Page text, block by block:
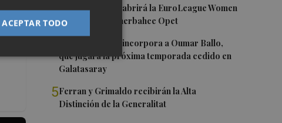
3Valencia Basket abrirá la EuroLeague Women
en casa ante Fenerbahce Opet
Valencia Basket incorpora a Oumar Ballo,
que jugará la próxima temporada cedido en
Galatasaray
5Ferran y Grimaldo recibirán la Alta
Distinción de la Generalitat
ACEPTAR TODO